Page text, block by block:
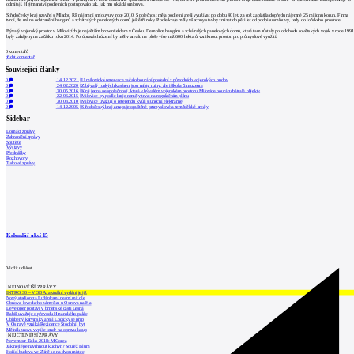
odmítají. Hejtmanství podle nich postupovalo tak, jak mu ukládá smlouva.
Středočeský kraj uzavřel s Mladou RP nájemní smlouvu v roce 2010. Společnost měla podle ní areál využívat po dobu 40 let, za což zaplatila dopředu nájemné 25 milionů korun. Firma
tvrdí, že má na odstranění hangárů a zchátralých panelových domů ještě tři roky. Podle kraje měly všechny stavby zmizet do pěti let od podpisu smlouvy, tedy do loňského prosince.
Bývalý vojenský prostor v Milovicích je největším brownfieldem v Česku. Demolice hangárů a zchátralých panelových domů, které tam zůstaly po odchodu sovětských vojsk v roce
byly zahájeny na začátku roku 2014. Po úpravách území by měl v areálu na ploše více než 600 hektarů vzniknout prostor pro průmyslové využití.
0komentářů
přidat komentář
Související články
0 14.12.2021 |U milovické rezervace začalo bourání poslední z původních vojenských budov
0 24.02.2020 |Z bývalý ruských kasáren jsou místy ruiny, ale i škola či muzeum
0 30.05.2016 |Kraj jedná se společností, která v bývalém vojenském prostoru Milovice bourá zchátralé objekty
0 22.06.2015 |Milovice by podle kraje neměly trvat na regulačním plánu
0 30.03.2010 |Milovice uvažují o referendu kvůli sluneční elektrárně
0 14.12.2005 |Středočeský kraj zmapuje opuštěné průmyslové a zemědělské areály
Sidebar
Domácí zprávy
Zahraniční zprávy
Soutěže
Výstavy
Přednášky
Rozhovory
Tiskové zprávy
Kalendář akcí 15
Vložit událost
NEJNOVĚJŠÍ ZPRÁVY
INTRO 30 – VODA: aktuální vydání je již
Nový stadion za Lužánkami nesmí mít dle
Obnova loveckého zámečku u Ostrova na Ka
Developer postaví v brněnské části Lesná
Babiš uvažuje o převodu Hrzánského palác
Oblíbený karvinský areál Lodičky se přip
V Ostravě vzniká Rezidence Stodolní, byt
Mělník znovu vypíše tendr na opravu koup
NEJČTENĚJŠÍ ZPRÁVY
November Talks 2018: M.Corea
Jak nejlépe navrhnout kuchyň? Soutěž Blum
Hořící budova ve Zlíně se na dvou místec